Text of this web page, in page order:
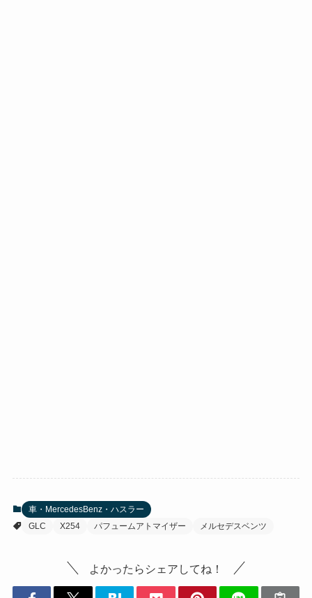
車・MercedesBenz・ハスラー
GLC
X254 パフュームアトマイザー メルセデスベンツ
よかったらシェアしてね！